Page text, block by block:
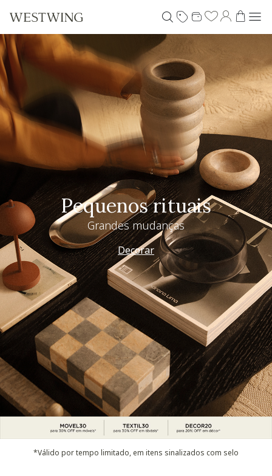
Pequenos rituais
Grandes mudanças
Decorar
*Válido por tempo limitado, em itens sinalizados com selo